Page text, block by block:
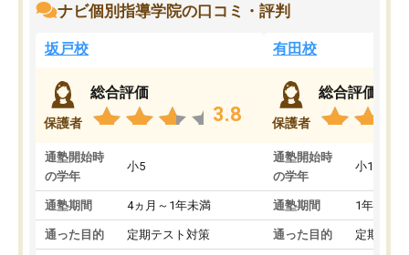
ナビ個別指導学院の口コミ・評判
坂戸校
保護者
総合評価
3.8
通塾開始時
の学年
小5
通塾期間 4ヵ月～1年未満
通った目的 定期テスト対策
有田校
保護者
総合評価
通塾開始時
の学年
小1
通塾期間 1年以上
通った目的 定期テス